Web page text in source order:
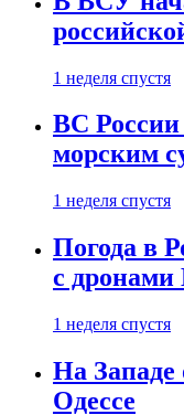
1 неделя спустя
ВС России
морским
1 неделя спустя
Погода в
с
1 неделя спустя
На Западе
Одессе